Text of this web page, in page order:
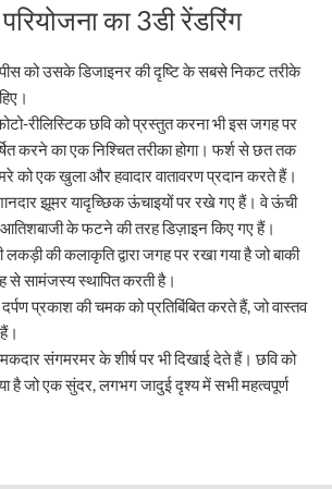
का 3डी रेंडरिंग
को उसके डिजाइनर की दृष्टि के सबसे निकट तरीके
रीलिस्टिक छवि को प्रस्तुत करना भी इस जगह पर
करने का एक निश्चित तरीका होगा। फर्श से छत तक
को एक खुला और हवादार वातावरण प्रदान करते हैं।
झूमर यादृच्छिक ऊंचाइयों पर रखे गए हैं। वे ऊंची
के फटने की तरह डिज़ाइन किए गए हैं।
की कलाकृति द्वारा जगह पर रखा गया है जो बाकी
से सामंजस्य स्थापित करती है।
प्रकाश की चमक को प्रतिबिंबित करते हैं, जो वास्तव
संगमरमर के शीर्ष पर भी दिखाई देते हैं। छवि को
है जो एक सुंदर, लगभग जादुई दृश्य में सभी महत्वपूर्ण